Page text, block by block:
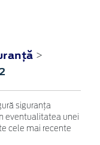
>
siguranța
eventualitatea unei
cele mai recente